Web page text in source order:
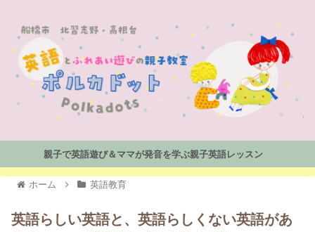
親子で英語遊び＆ママが発音を学ぶ親子英語レッスン
ホーム 英語教育
英語らしい英語と、英語らしくない英語があ